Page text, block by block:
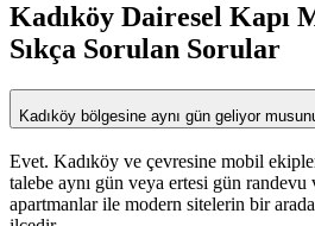
Kadıköy Dairesel Kapı
Sıkça Sorulan Sorular
Kadıköy bölgesine aynı gün geliyor
Evet. Kadıköy ve çevresine mobil
talebe aynı gün veya ertesi gün
apartmanlar ile modern sitelerin bir